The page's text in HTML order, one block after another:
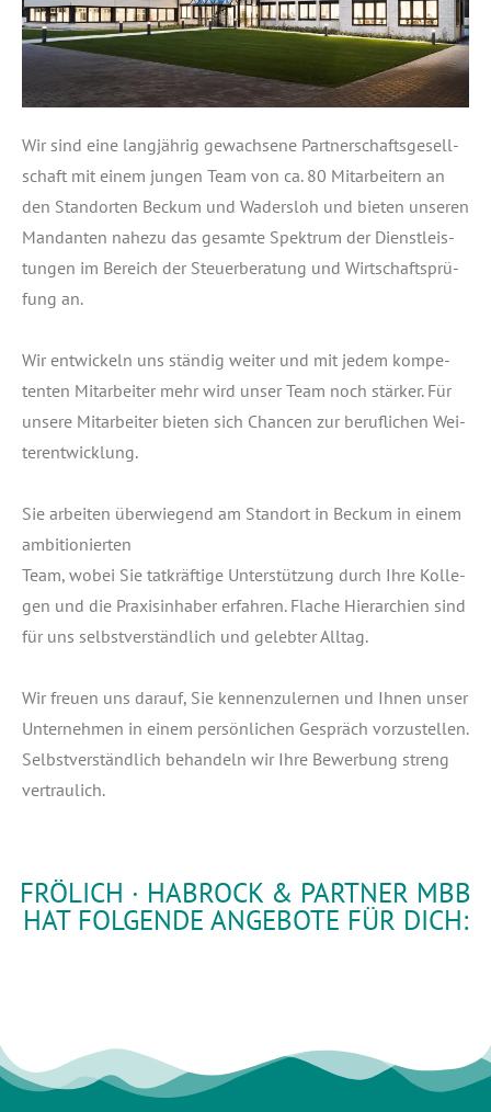
Wir sind eine lang­jäh­rig gewach­se­ne Part­ner­schafts­ge­sell­
schaft mit einem jun­gen Team von ca. 80 Mit­ar­bei­tern an
den Stand­or­ten Beckum und Waders­loh und bie­ten unse­ren
Man­dan­ten nahe­zu das gesam­te Spek­trum der Dienst­leis­
tun­gen im Bereich der Steu­er­be­ra­tung und Wirt­schafts­prü­
fung an.
Wir ent­wi­ckeln uns stän­dig wei­ter und mit jedem kom­pe­
ten­ten Mit­ar­bei­ter mehr wird unser Team noch stär­ker. Für
unse­re Mit­ar­bei­ter bie­ten sich Chan­cen zur beruf­li­chen Wei­
ter­ent­wick­lung.
Sie arbei­ten über­wie­gend am Stand­ort in Beckum in einem
ambi­tio­nier­ten
Team, wobei Sie tat­kräf­ti­ge Unter­stüt­zung durch Ihre Kol­le­
gen und die Pra­xis­in­ha­ber erfah­ren. Fla­che Hier­ar­chien sind
für uns selbst­ver­ständ­lich und geleb­ter All­tag.
Wir freu­en uns dar­auf, Sie ken­nen­zu­ler­nen und Ihnen unser
Unter­neh­men in einem per­sön­li­chen Gespräch vor­zu­stel­len.
Selbst­ver­ständ­lich behan­deln wir Ihre Bewer­bung streng
vertraulich.
FRÖLICH · HABROCK & PARTNER MBB
HAT FOLGENDE ANGEBOTE FÜR DICH: